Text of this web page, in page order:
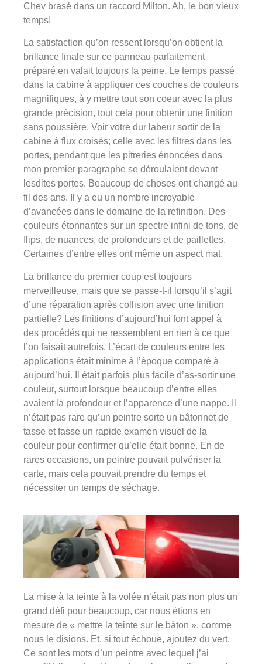
Chev brasé dans un raccord Milton. Ah, le bon vieux
temps!
La satisfaction qu’on ressent lorsqu’on obtient la
brillance finale sur ce panneau parfaitement
préparé en valait toujours la peine. Le temps passé
dans la cabine à appliquer ces couches de couleurs
magnifiques, à y mettre tout son coeur avec la plus
grande précision, tout cela pour obtenir une finition
sans poussière. Voir votre dur labeur sortir de la
cabine à flux croisés; celle avec les filtres dans les
portes, pendant que les pitreries énoncées dans
mon premier paragraphe se déroulaient devant
lesdites portes. Beaucoup de choses ont changé au
fil des ans. Il y a eu un nombre incroyable
d’avancées dans le domaine de la refinition. Des
couleurs étonnantes sur un spectre infini de tons, de
flips, de nuances, de profondeurs et de paillettes.
Certaines d’entre elles ont même un aspect mat.
La brillance du premier coup est toujours
merveilleuse, mais que se passe-t-il lorsqu’il s’agit
d’une réparation après collision avec une finition
partielle? Les finitions d’aujourd’hui font appel à
des procédés qui ne ressemblent en rien à ce que
l’on faisait autrefois. L’écart de couleurs entre les
applications était minime à l’époque comparé à
aujourd’hui. Il était parfois plus facile d’as-sortir une
couleur, surtout lorsque beaucoup d’entre elles
avaient la profondeur et l’apparence d’une nappe. Il
n’était pas rare qu’un peintre sorte un bâtonnet de
tasse et fasse un rapide examen visuel de la
couleur pour confirmer qu’elle était bonne. En de
rares occasions, un peintre pouvait pulvériser la
carte, mais cela pouvait prendre du temps et
nécessiter un temps de séchage.
La mise à la teinte à la volée n’était pas non plus un
grand défi pour beaucoup, car nous étions en
mesure de « mettre la teinte sur le bâton », comme
nous le disions. Et, si tout échoue, ajoutez du vert.
Ce sont les mots d’un peintre avec lequel j’ai